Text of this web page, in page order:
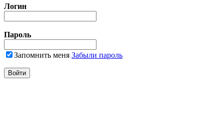
Логин
Пароль
Запомнить меня Забыли пароль